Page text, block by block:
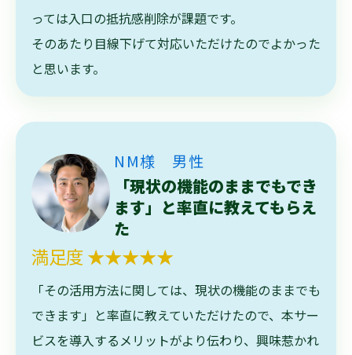
っては入口の抵抗感削除が課題です。
そのあたり目線下げて対応いただけたのでよかった
と思います。
NM様 男性
「現状の機能のままでもでき
ます」と率直に教えてもらえ
た
満足度 ★★★★★
「その活用方法に関しては、現状の機能のままでも
できます」と率直に教えていただけたので、本サー
ビスを導入するメリットがより伝わり、興味惹かれ